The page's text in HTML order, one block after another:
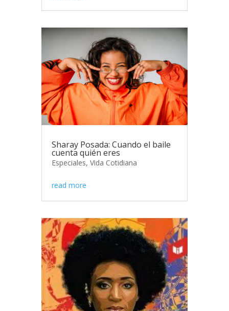
Sharay Posada: Cuando el baile
cuenta quién eres
Especiales, Vida Cotidiana
read more